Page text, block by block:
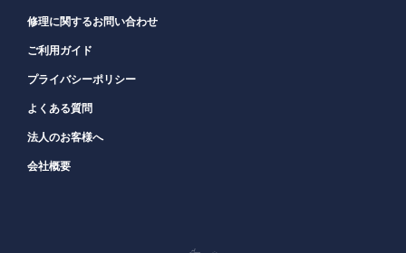
修理に関するお問い合わせ
ご利用ガイド
プライバシーポリシー
よくある質問
法人のお客様へ
会社概要